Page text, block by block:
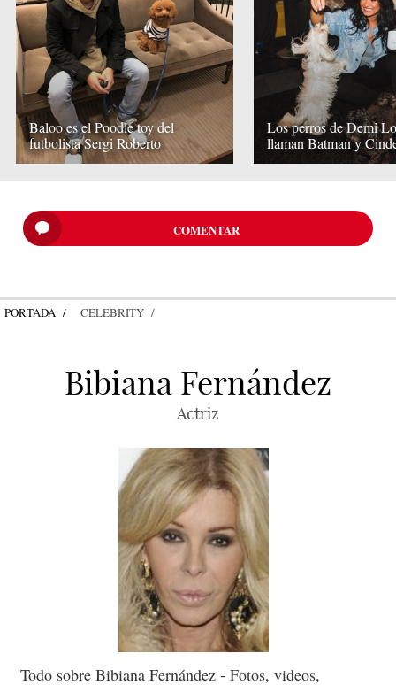
Baloo es el Poodle toy del
futbolista Sergi Roberto
Los perros de Demi
llaman Batman y
COMENTAR
PORTADA CELEBRITY
Bibiana Fernández
Actriz
Todo sobre Bibiana Fernández - Fotos, videos,